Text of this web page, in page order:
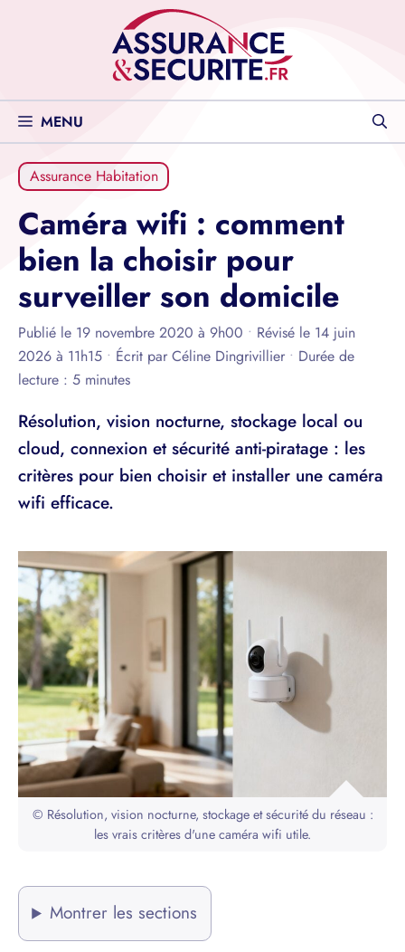
MENU
Assurance Habitation
Caméra wifi : comment
bien la choisir pour
surveiller son domicile
Publié le 19 novembre 2020 à 9h00 • Révisé le 14 juin
2026 à 11h15 • Écrit par Céline Dingrivillier • Durée de
lecture : 5 minutes
Résolution, vision nocturne, stockage local ou
cloud, connexion et sécurité anti-piratage : les
critères pour bien choisir et installer une caméra
wifi efficace.
© Résolution, vision nocturne, stockage et sécurité du réseau :
les vrais critères d'une caméra wifi utile.
Montrer les sections